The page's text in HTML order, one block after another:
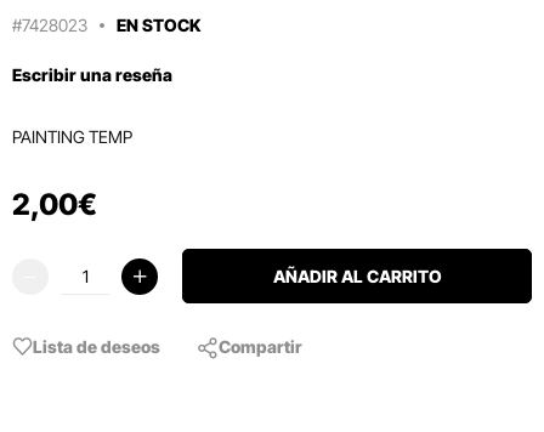
#7428023 EN STOCK
Escribir una reseña
PAINTING TEMP
2,00€
AÑADIR AL CARRITO
Lista de deseos Compartir